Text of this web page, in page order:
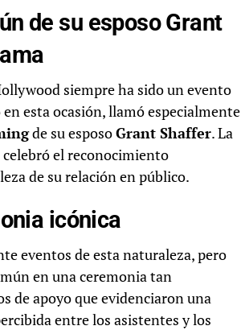
de su esposo Grant
siempre ha sido un evento
esta ocasión, llamó especialmente
de su esposoGrant Shaffer. La
celebró el reconocimiento
de su relación en público.
icónica
eventos de esta naturaleza, pero
en una ceremonia tan
de apoyo que evidenciaron una
entre los asistentes y los